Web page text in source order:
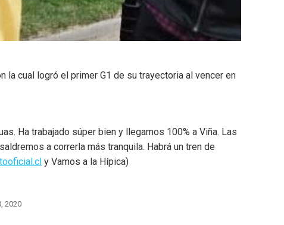
la cual logró el primer G1 de su trayectoria al vencer en
Ha trabajado súper bien y llegamos 100% a Viña. Las
a correrla más tranquila. Habrá un tren de
y Vamos a la Hípica)
2020